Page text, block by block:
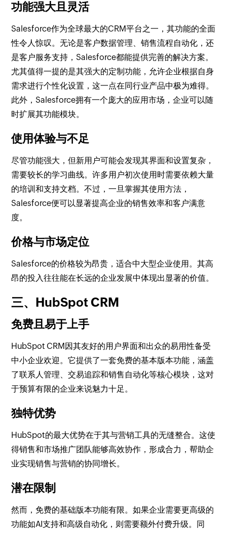
功能强大且灵活
Salesforce作为全球最大的CRM平台之一，其功能的全面
性令人惊叹。无论是客户数据管理、销售流程自动化，还
是客户服务支持，Salesforce都能提供完善的解决方案。
尤其值得一提的是其强大的定制功能，允许企业根据自身
需求进行个性化设置，这一点在同行业产品中极为难得。
此外，Salesforce拥有一个庞大的应用市场，企业可以随
时扩展其功能模块。
使用体验与不足
尽管功能强大，但新用户可能会发现其界面和设置复杂，
需要较长的学习曲线。许多用户初次使用时需要依赖大量
的培训和支持文档。不过，一旦掌握其使用方法，
Salesforce便可以显著提高企业的销售效率和客户满意
度。
价格与市场定位
Salesforce的价格较为昂贵，适合中大型企业使用。其高
昂的投入往往能在长远的企业发展中体现出显著的价值。
三、HubSpot CRM
免费且易于上手
HubSpot CRM因其友好的用户界面和出众的易用性备受
中小企业欢迎。它提供了一套免费的基本版本功能，涵盖
了联系人管理、交易追踪和销售自动化等核心模块，这对
于预算有限的企业来说魅力十足。
独特优势
HubSpot的最大优势在于其与营销工具的无缝整合。这使
得销售和市场推广团队能够高效协作，形成合力，帮助企
业实现销售与营销的协同增长。
潜在限制
然而，免费的基础版本功能有限。如果企业需要更高级的
功能如AI支持和高级自动化，则需要额外付费升级。同